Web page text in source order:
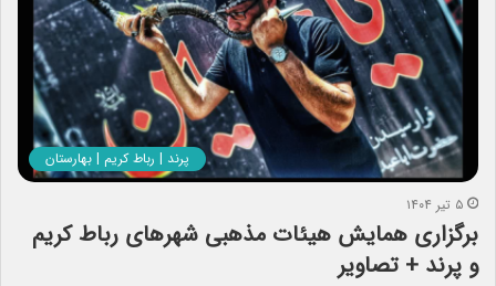
پرند | رباط کریم | بهارستان
۵ تیر ۱۴۰۴
برگزاری همایش هیئات مذهبی شهرهای رباط کریم
و پرند + تصاویر